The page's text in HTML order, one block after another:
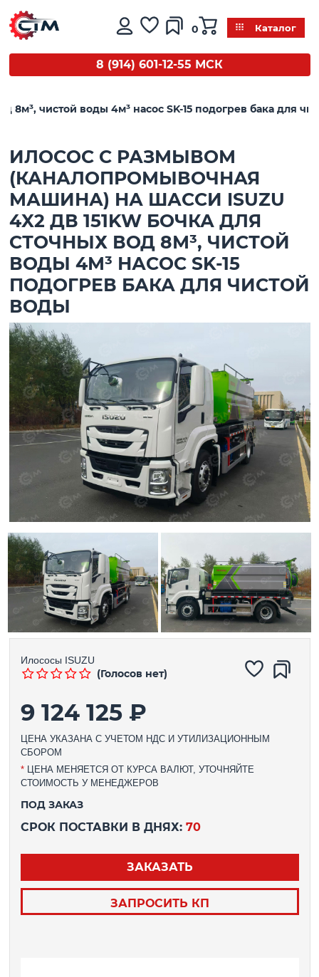
0 Каталог
8 (914) 601-12-55 МСК
чистой воды 4м³ насос SK-15 подогрев бака для
ИЛОСОС С РАЗМЫВОМ
(КАНАЛОПРОМЫВОЧНАЯ
МАШИНА) НА ШАССИ ISUZU
4X2 ДВ 151KW БОЧКА ДЛЯ
СТОЧНЫХ ВОД 8М³, ЧИСТОЙ
ВОДЫ 4М³ НАСОС SK-15
ПОДОГРЕВ БАКА ДЛЯ ЧИСТОЙ
ВОДЫ
Илососы ISUZU
(Голосов нет)
9 124 125 ₽
ЦЕНА УКАЗАНА С УЧЕТОМ НДС И УТИЛИЗАЦИОННЫМ
СБОРОМ
*ЦЕНА МЕНЯЕТСЯ ОТ КУРСА ВАЛЮТ, УТОЧНЯЙТЕ
СТОИМОСТЬ У МЕНЕДЖЕРОВ
ПОД ЗАКАЗ
СРОК ПОСТАВКИ В ДНЯХ: 70
ЗАКАЗАТЬ
ЗАПРОСИТЬ КП